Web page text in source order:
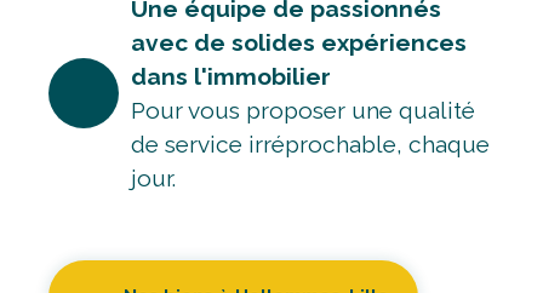
dans l'immobilier
Pour vous proposer une qualité
de service irréprochable, chaque
jour.